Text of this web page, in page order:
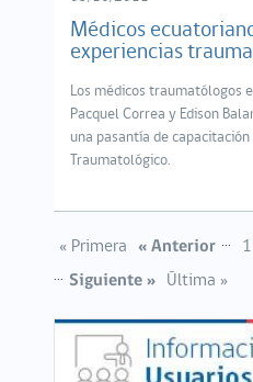
Médicos
experiencias
Los médicos traumatólogos
Pacquel Correa y Edison
una pasantía de
Traumatológico.
« Primera « Anterior ...
... Siguiente » Última »